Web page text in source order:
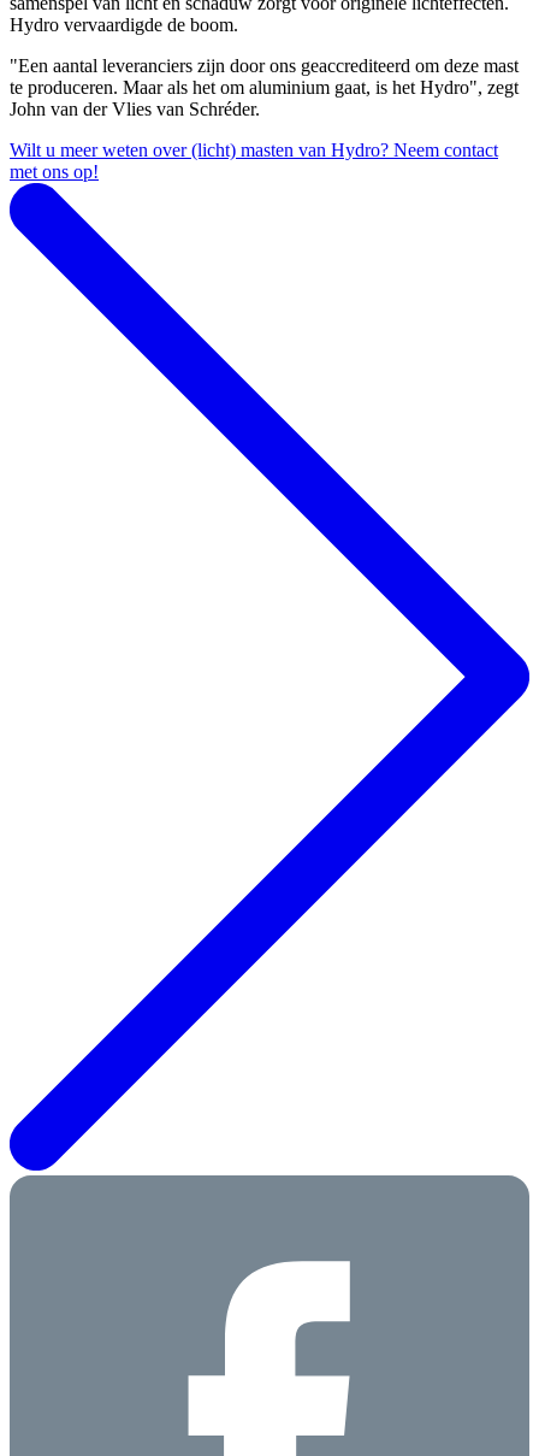
Hydro vervaardigde de boom.
"Een aantal leveranciers zijn door ons geaccrediteerd om deze mast
te produceren. Maar als het om aluminium gaat, is het Hydro", zegt
John van der Vlies van Schréder.
Wilt u meer weten over (licht) masten van Hydro? Neem contact
met ons op!